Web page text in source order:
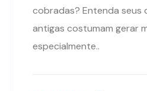
cobradas? Entenda seus
antigas costumam gerar
especialmente..